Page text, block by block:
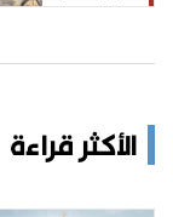
الأكثر قراءة